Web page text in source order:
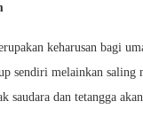
keharusan bagi
sendiri melainkan saling
saudara dan tetangga